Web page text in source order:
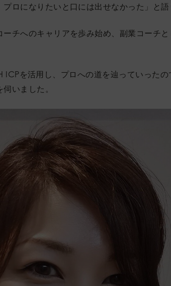
ロになりたいと口には出せなかった」と語
チへのキャリアを歩み始め、副業コーチ
を活用し、プロへの道を辿っていった
いました。